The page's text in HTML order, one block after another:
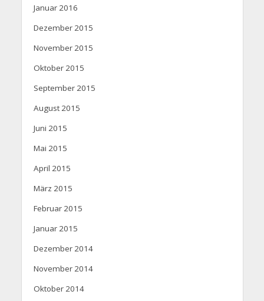
Januar 2016
Dezember 2015
November 2015
Oktober 2015
September 2015
August 2015
Juni 2015
Mai 2015
April 2015
März 2015
Februar 2015
Januar 2015
Dezember 2014
November 2014
Oktober 2014